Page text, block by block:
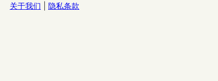
关于我们 隐私条款